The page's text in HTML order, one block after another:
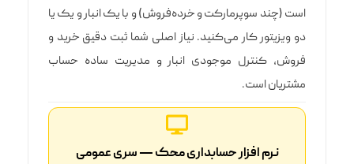
است (چند سوپرمارکت و خرده‌فروش) و با یک انبار و یک یا
دو ویزیتور کار می‌کنید. نیاز اصلی شما ثبت دقیق خرید و
فروش، کنترل موجودی انبار و مدیریت ساده حساب
مشتریان است.
نرم افزار حسابداری محک — سری عمومی